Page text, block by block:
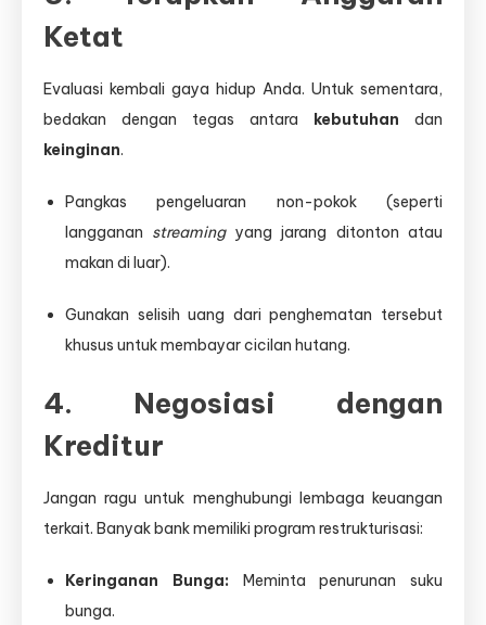
Ketat
Evaluasi kembali gaya hidup Anda. Untuk sementara,
bedakan dengan tegas antara kebutuhan dan
keinginan.
Pangkas pengeluaran non-pokok (seperti
langganan streamingyang jarang ditonton atau
makan di luar).
Gunakan selisih uang dari penghematan tersebut
khusus untuk membayar cicilan hutang.
4. Negosiasi dengan
Kreditur
Jangan ragu untuk menghubungi lembaga keuangan
terkait. Banyak bank memiliki program restrukturisasi:
Keringanan Bunga: Meminta penurunan suku
bunga.